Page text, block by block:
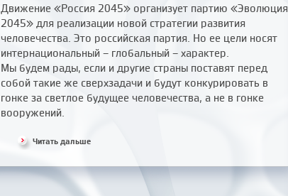
Движение «Россия 2045» организует партию «Эволюция
2045» для реализации новой стратегии развития
человечества. Это российская партия. Но ее цели носят
интернациональный – глобальный – характер.
Мы будем рады, если и другие страны поставят перед
собой такие же сверхзадачи и будут конкурировать в
гонке за светлое будущее человечества, а не в гонке
вооружений.
Читать дальше